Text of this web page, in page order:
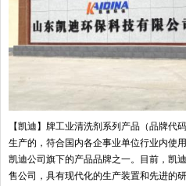
【凯迪】牌工业清洗剂系列产品（品牌代
生产的，符合国内各企事业单位行业内使
凯迪公司旗下的产品品牌之一。目前，凯
售公司，具有现代化的生产装置和先进的